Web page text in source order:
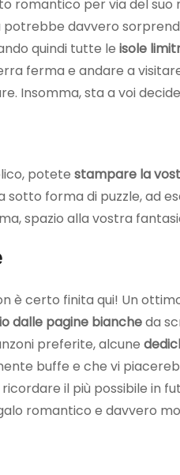
romantico per via del
davvero
quindi tutte le isole
ferma e andare a
Insomma, sta a voi
potete stampare la
forma di puzzle, ad
spazio alla vostra
è certo finita qui! Un
dalle pagine biancheda
preferite, alcune
buffe e che vi
il più possibile in
romantico e davvero